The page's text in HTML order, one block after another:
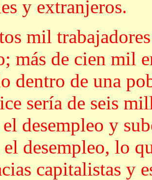
y extranjeros.
mil
más de cien mil
dentro de una
sería de seis
el desempleo y
desempleo, lo
capitalistas y